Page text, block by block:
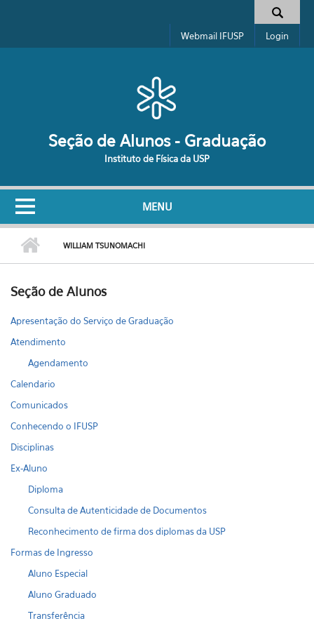
Formulário de busca
Webmail IFUSP Login
Seção de Alunos - Graduação
Instituto de Física da USP
MENU
WILLIAM TSUNOMACHI
Seção de Alunos
Apresentação do Serviço de Graduação
Atendimento
Agendamento
Calendario
Comunicados
Conhecendo o IFUSP
Disciplinas
Ex-Aluno
Diploma
Consulta de Autenticidade de Documentos
Reconhecimento de firma dos diplomas da USP
Formas de Ingresso
Aluno Especial
Aluno Graduado
Transferência